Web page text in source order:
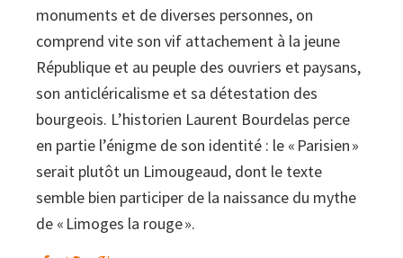
monuments et de diverses personnes, on
comprend vite son vif attachement à la jeune
République et au peuple des ouvriers et paysans,
son anticléricalisme et sa détestation des
bourgeois. L’historien Laurent Bourdelas perce
en partie l’énigme de son identité : le « Parisien »
serait plutôt un Limougeaud, dont le texte
semble bien participer de la naissance du mythe
de « Limoges la rouge ».